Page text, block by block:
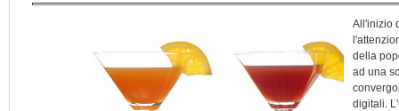
All'inizio
della
ad una
digitali.